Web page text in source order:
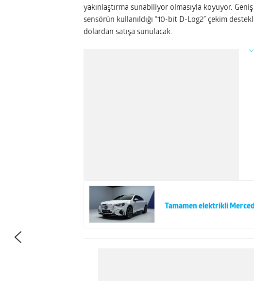
yakınlaştırma sunabiliyor olmasıyla koyuyor.
sensörün kullanıldığı “10-bit D-Log2” çekim
dolardan satışa sunulacak.
Tamamen elektrikli